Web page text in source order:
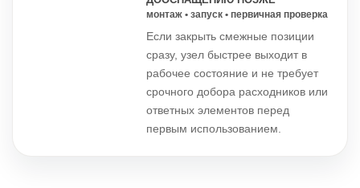
монтаж • запуск • первичная проверка
Если закрыть смежные позиции
сразу, узел быстрее выходит в
рабочее состояние и не требует
срочного добора расходников или
ответных элементов перед
первым использованием.